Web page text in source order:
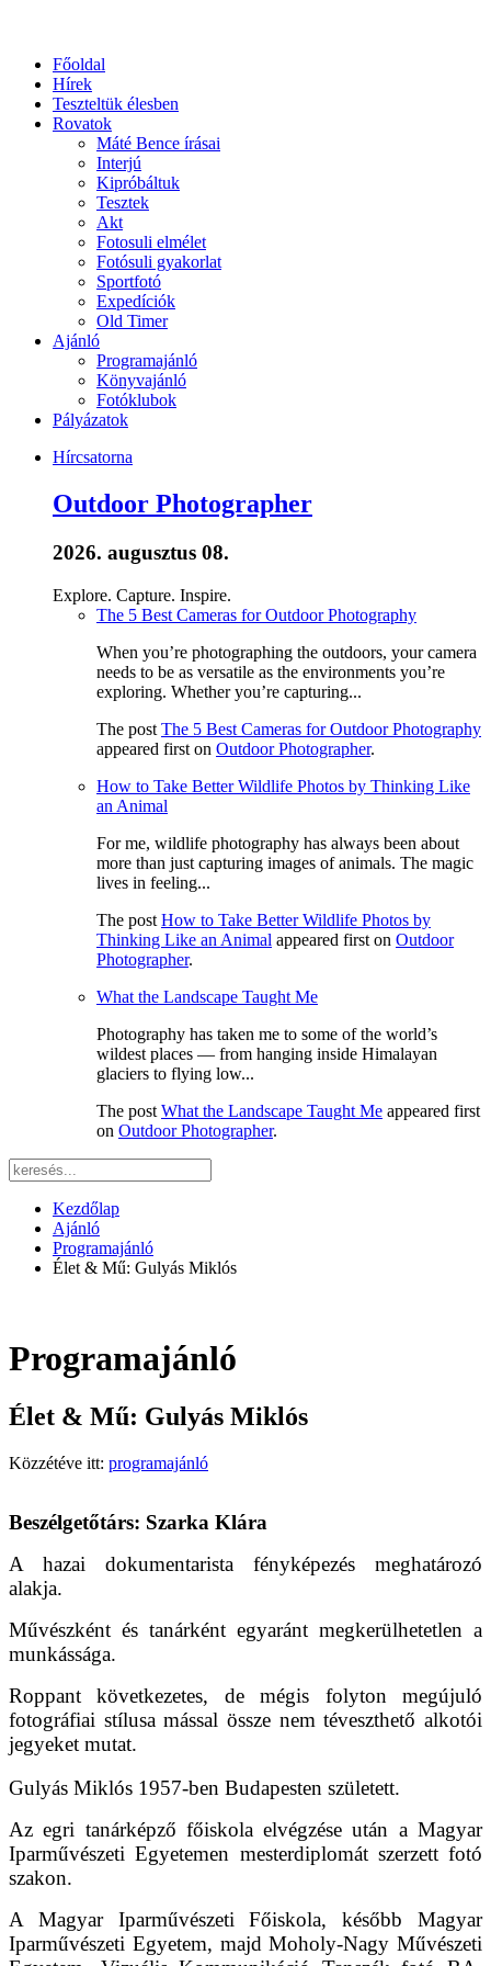
Főoldal
Hírek
Teszteltük élesben
Rovatok
Máté Bence írásai
Interjú
Kipróbáltuk
Tesztek
Akt
Fotosuli elmélet
Fotósuli gyakorlat
Sportfotó
Expedíciók
Old Timer
Ajánló
Programajánló
Könyvajánló
Fotóklubok
Pályázatok
Hírcsatorna
Outdoor Photographer
2026. augusztus 08.
Explore. Capture. Inspire.
The 5 Best Cameras for Outdoor Photography
When you’re photographing the outdoors, your camera
needs to be as versatile as the environments you’re
exploring. Whether you’re capturing...
The post The 5 Best Cameras for Outdoor Photography
appeared first on Outdoor Photographer.
How to Take Better Wildlife Photos by Thinking Like
an Animal
For me, wildlife photography has always been about
more than just capturing images of animals. The magic
lives in feeling...
The post How to Take Better Wildlife Photos by
Thinking Like an Animal appeared first on Outdoor
Photographer.
What the Landscape Taught Me
Photography has taken me to some of the world’s
wildest places — from hanging inside Himalayan
glaciers to flying low...
The post What the Landscape Taught Me appeared first
on Outdoor Photographer.
Kezdőlap
Ajánló
Programajánló
Élet & Mű: Gulyás Miklós
Programajánló
Élet & Mű: Gulyás Miklós
Közzétéve itt: programajánló
Beszélgetőtárs: Szarka Klára
A hazai dokumentarista fényképezés meghatározó
alakja.
Művészként és tanárként egyaránt megkerülhetetlen a
munkássága.
Roppant következetes, de mégis folyton megújuló
fotográfiai stílusa mással össze nem téveszthető alkotói
jegyeket mutat.
Gulyás Miklós 1957-ben Budapesten született.
Az egri tanárképző főiskola elvégzése után a Magyar
Iparművészeti Egyetemen mesterdiplomát szerzett fotó
szakon.
A Magyar Iparművészeti Főiskola, később Magyar
Iparművészeti Egyetem, majd Moholy-Nagy Művészeti